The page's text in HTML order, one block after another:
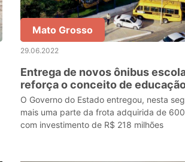
Mato Grosso
29.06.2022
Entrega de novos ônibus
reforça o conceito de
qualidade
O Governo do Estado entregou, nesta
mais uma parte da frota adquirida de
com investimento de R$ 218 milhões